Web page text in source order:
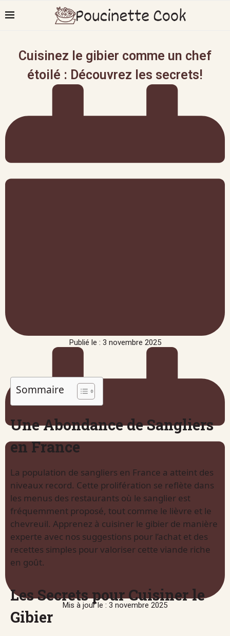
Cuisinez le gibier comme un chef
étoilé : Découvrez les secrets!
Publié le : 3 novembre 2025
Mis à jour le : 3 novembre 2025
Sommaire
Une Abondance de Sangliers
en France
La population de sangliers en France a atteint des
niveaux record. Cette prolifération se reflète dans
les menus des restaurants où le sanglier est
fréquemment proposé, tout comme le lièvre et le
chevreuil. Apprenez à cuisiner le gibier de manière
experte avec nos suggestions pour l’achat et des
recettes simples pour valoriser cette viande riche
en goût.
Les Secrets pour Cuisiner le
Gibier